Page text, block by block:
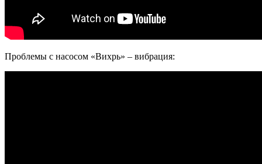
Проблемы с насосом «Вихрь» – вибрация: